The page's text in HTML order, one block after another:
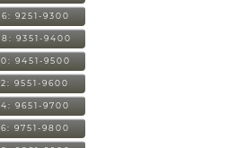
9251-9300
9351-9400
9451-9500
9551-9600
9651-9700
9751-9800